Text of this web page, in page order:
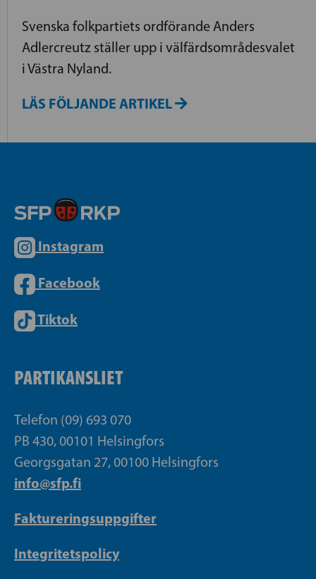
Svenska folkpartiets ordförande Anders
Adlercreutz ställer upp i välfärdsområdesvalet
i Västra Nyland.
LÄS FÖLJANDE ARTIKEL
Instagram
Facebook
Tiktok
PARTIKANSLIET
Telefon (09) 693 070
PB 430, 00101 Helsingfors
Georgsgatan 27, 00100 Helsingfors
info@sfp.fi
Faktureringsuppgifter
Integritetspolicy